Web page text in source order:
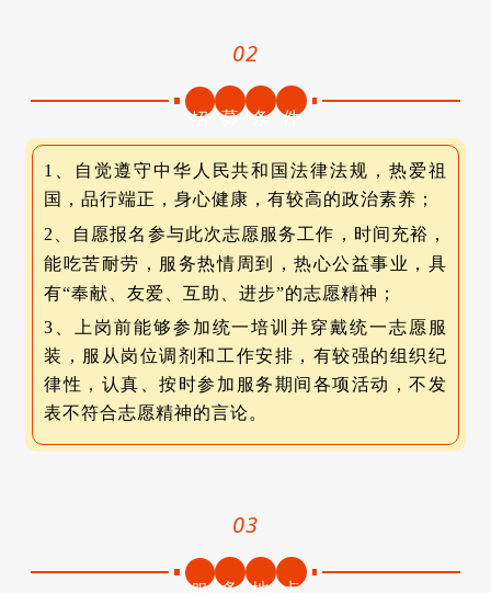
02
招 募 条 件
1、自觉遵守中华人民共和国法律法规，热爱祖
国，品行端正，身心健康，有较高的政治素养；
2、
自愿报名参与此次志愿服务工作，时间充裕，
能吃苦耐劳，服务热情周到，热心公益事业，具
有“奉献、友爱、互助、进步”的志愿精神；
3、上岗前能够参加统一培训并穿戴统一志愿服
装， 服从岗位调剂和工作安排，有较强的组织纪
律性，认真、按时参加服务期间各项活动，不发
表不符合志愿精神的言论。
03